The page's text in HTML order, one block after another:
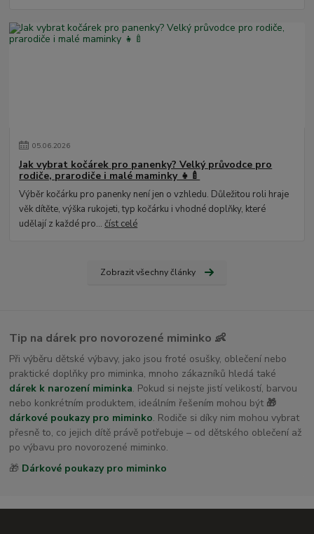
05.06.2026
Jak vybrat kočárek pro panenky? Velký průvodce pro
rodiče, prarodiče i malé maminky 👧🍼
Výběr kočárku pro panenky není jen o vzhledu. Důležitou roli hraje
věk dítěte, výška rukojeti, typ kočárku i vhodné doplňky, které
udělají z každé pro...číst celé
Zobrazit všechny články
Tip na dárek pro novorozené miminko 👶
Při výběru dětské výbavy, jako jsou froté osušky, oblečení nebo
praktické doplňky pro miminka, mnoho zákazníků hledá také
dárek k narození miminka. Pokud si nejste jistí velikostí, barvou
nebo konkrétním produktem, ideálním řešením mohou být 🎁
dárkové poukazy pro miminko. Rodiče si díky nim mohou vybrat
přesně to, co jejich dítě právě potřebuje – od dětského oblečení až
po výbavu pro novorozené miminko.
🎁 Dárkové poukazy pro miminko